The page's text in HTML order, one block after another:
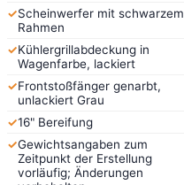
✓Scheinwerfer mit schwarzem
Rahmen
✓Kühlergrillabdeckung in
Wagenfarbe, lackiert
✓Frontstoßfänger genarbt,
unlackiert Grau
✓16" Bereifung
✓Gewichtsangaben zum
Zeitpunkt der Erstellung
vorläufig; Änderungen